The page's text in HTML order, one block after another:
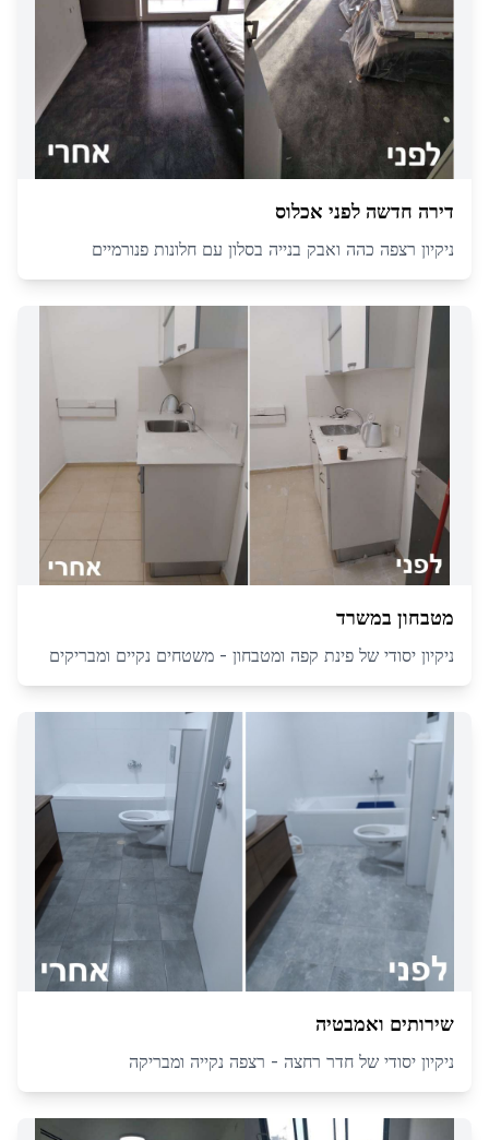
דירה חדשה לפני אכלוס
ניקיון רצפה כהה ואבק בנייה בסלון עם חלונות פנורמיים
מטבחון במשרד
ניקיון יסודי של פינת קפה ומטבחון - משטחים נקיים ומבריקים
שירותים ואמבטיה
ניקיון יסודי של חדר רחצה - רצפה נקייה ומבריקה